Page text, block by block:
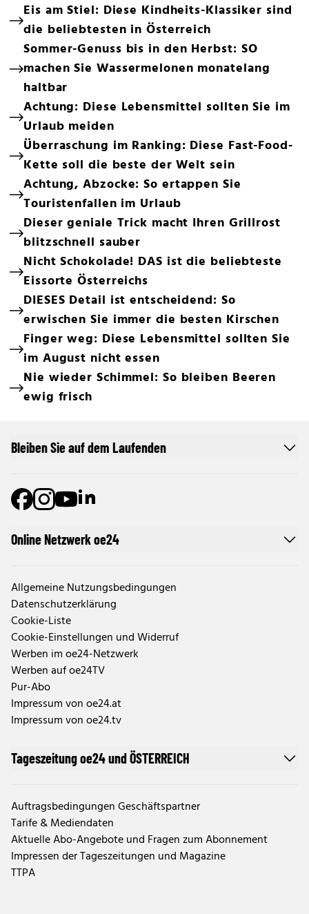
Eis am Stiel: Diese Kindheits-Klassiker sind
die beliebtesten in Österreich
Sommer-Genuss bis in den Herbst: SO
machen Sie Wassermelonen monatelang
haltbar
Achtung: Diese Lebensmittel sollten Sie im
Urlaub meiden
Überraschung im Ranking: Diese Fast-Food-
Kette soll die beste der Welt sein
Achtung, Abzocke: So ertappen Sie
Touristenfallen im Urlaub
Dieser geniale Trick macht Ihren Grillrost
blitzschnell sauber
Nicht Schokolade! DAS ist die beliebteste
Eissorte Österreichs
DIESES Detail ist entscheidend: So
erwischen Sie immer die besten Kirschen
Finger weg: Diese Lebensmittel sollten Sie
im August nicht essen
Nie wieder Schimmel: So bleiben Beeren
ewig frisch
Online Netzwerk oe24
Allgemeine Nutzungsbedingungen
Datenschutzerklärung
Cookie-Liste
Cookie-Einstellungen und Widerruf
Werben im oe24-Netzwerk
Werben auf oe24TV
Pur-Abo
Impressum von oe24.at
Impressum von oe24.tv
Tageszeitung oe24 und ÖSTERREICH
Auftragsbedingungen Geschäftspartner
Tarife & Mediendaten
Aktuelle Abo-Angebote und Fragen zum Abonnement
Impressen der Tageszeitungen und Magazine
TTPA
Bleiben Sie auf dem Laufenden